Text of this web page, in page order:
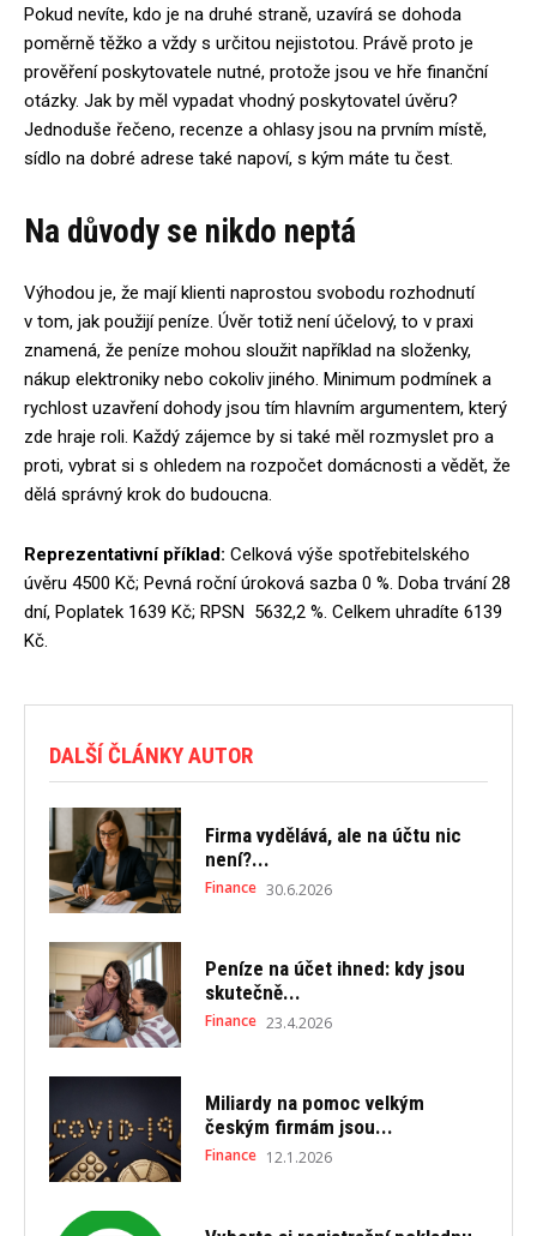
Pokud nevíte, kdo je na druhé straně, uzavírá se dohoda
poměrně těžko a vždy s určitou nejistotou. Právě proto je
prověření poskytovatele nutné, protože jsou ve hře finanční
otázky. Jak by měl vypadat vhodný poskytovatel úvěru?
Jednoduše řečeno, recenze a ohlasy jsou na prvním místě,
sídlo na dobré adrese také napoví, s kým máte tu čest.
Na důvody se nikdo neptá
Výhodou je, že mají klienti naprostou svobodu rozhodnutí
v tom, jak použijí peníze. Úvěr totiž není účelový, to v praxi
znamená, že peníze mohou sloužit například na složenky,
nákup elektroniky nebo cokoliv jiného. Minimum podmínek a
rychlost uzavření dohody jsou tím hlavním argumentem, který
zde hraje roli. Každý zájemce by si také měl rozmyslet pro a
proti, vybrat si s ohledem na rozpočet domácnosti a vědět, že
dělá správný krok do budoucna.
Reprezentativní příklad: Celková výše spotřebitelského
úvěru 4500 Kč; Pevná roční úroková sazba 0 %. Doba trvání 28
dní, Poplatek 1639 Kč; RPSN 5632,2 %. Celkem uhradíte 6139
Kč.
DALŠÍ ČLÁNKY AUTOR
Firma vydělává, ale na účtu nic
není?...
Finance 30.6.2026
Peníze na účet ihned: kdy jsou
skutečně...
Finance 23.4.2026
Miliardy na pomoc velkým
českým firmám jsou...
Finance 12.1.2026